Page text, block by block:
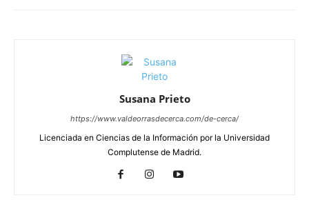
Susana Prieto
https://www.valdeorrasdecerca.com/de-cerca/
Licenciada en Ciencias de la Información por la Universidad
Complutense de Madrid.